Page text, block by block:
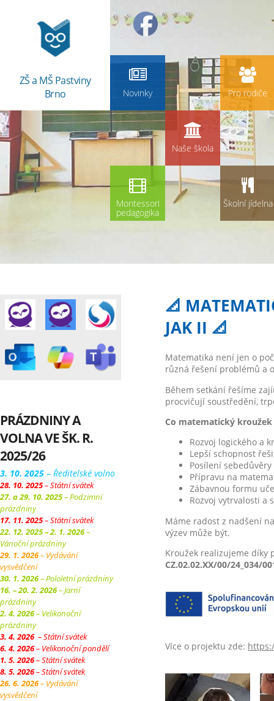
ZŠ a MŠ Pastviny
Brno
Novinky Pro rodiče
Naše škola
Montessori
pedagogika
Školní jídelna
PRÁZDNINY A
VOLNA VE ŠK. R.
2025/26
3. 10. 2025 – Ředitelské volno
28. 10. 2025– Státní svátek
27. a 29. 10. 2025– Podzimní
prázdniny
17. 11. 2025– Státní svátek
22. 12. 2025 – 2. 1. 2026–
Vánoční prázdniny
29. 1. 2026– Vydávání
vysvědčení
30. 1. 2026– Pololetní prázdniny
16. – 20. 2. 2026– Jarní
prázdniny
2. 4. 2026– Velikonoční
prázdniny
3. 4. 2026– Státní svátek
6. 4. 2026– Velikonoční pondělí
1. 5. 2026– Státní svátek
8. 5. 2026– Státní svátek
26. 6. 2026– Vydávání
vysvědčení
📐
JAK II 📐
Matematika není jen o
různá řešení problémů a
Během setkání řešíme
procvičují soustředění,
Co matematický
Rozvoj logického a
Lepší schopnost
Posílení
Přípravu na
Zábavnou formu
Rozvoj vytrvalosti a
Máme radost z nadšení
výzev může být.
Kroužek realizujeme díky
CZ.02.02.XX/00/24_034/
Více o projektu zde: